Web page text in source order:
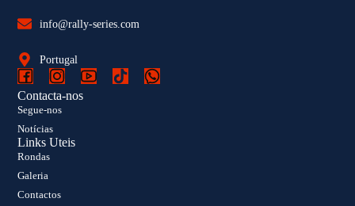
info@rally-series.com
Portugal
Contacta-nos
Segue-nos
Notícias
Links Uteis
Rondas
Galeria
Contactos